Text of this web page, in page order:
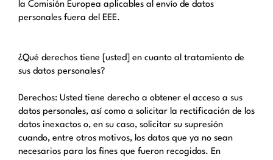
la Comisión Europea aplicables al envío de datos
personales fuera del EEE.
¿Qué derechos tiene [usted] en cuanto al tratamiento de
sus datos personales?
Derechos: Usted tiene derecho a obtener el acceso a sus
datos personales, así como a solicitar la rectificación de los
datos inexactos o, en su caso, solicitar su supresión
cuando, entre otros motivos, los datos que ya no sean
necesarios para los fines que fueron recogidos. En